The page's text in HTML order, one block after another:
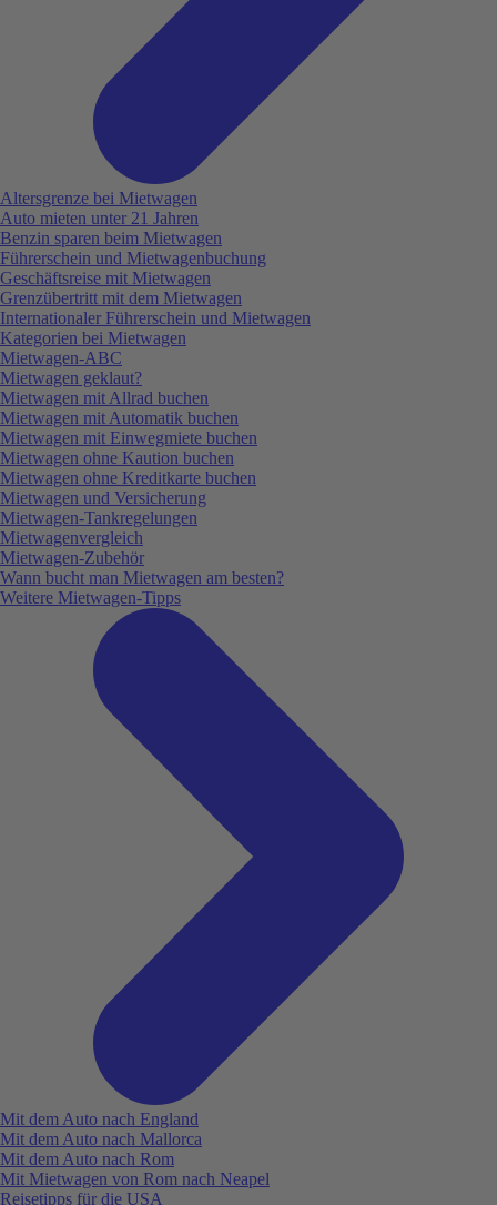
Altersgrenze bei Mietwagen
Auto mieten unter 21 Jahren
Benzin sparen beim Mietwagen
Führerschein und Mietwagenbuchung
Geschäftsreise mit Mietwagen
Grenzübertritt mit dem Mietwagen
Internationaler Führerschein und Mietwagen
Kategorien bei Mietwagen
Mietwagen-ABC
Mietwagen geklaut?
Mietwagen mit Allrad buchen
Mietwagen mit Automatik buchen
Mietwagen mit Einwegmiete buchen
Mietwagen ohne Kaution buchen
Mietwagen ohne Kreditkarte buchen
Mietwagen und Versicherung
Mietwagen-Tankregelungen
Mietwagenvergleich
Mietwagen-Zubehör
Wann bucht man Mietwagen am besten?
Weitere Mietwagen-Tipps
Mit dem Auto nach England
Mit dem Auto nach Mallorca
Mit dem Auto nach Rom
Mit Mietwagen von Rom nach Neapel
Reisetipps für die USA